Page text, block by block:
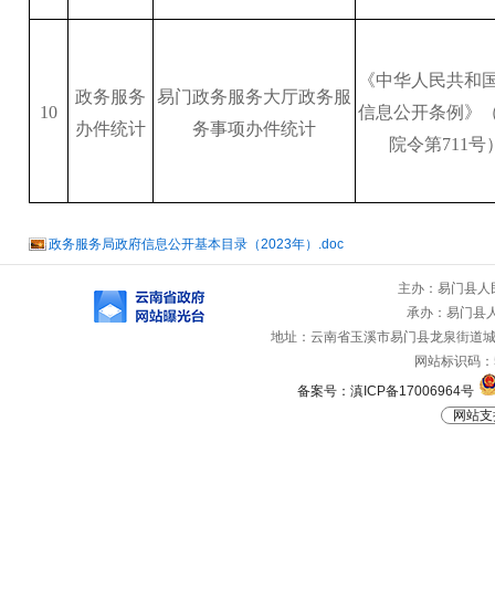
10
政务服务
办件统计
易门政务服务大厅政务服
务事项办件统计
《中华人民共和
信息公开条例》
院令第711号
政务服务局政府信息公开基本目录（2023年）.doc
主办：易门县
承办：易门县
地址：云南省玉溪市易门县龙泉街
网站标识码
备案号：滇ICP备17006964号
网站